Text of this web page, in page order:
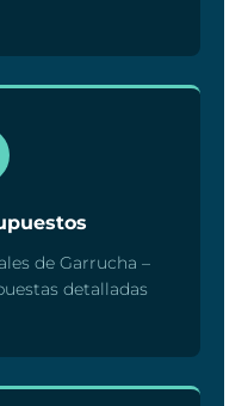
de Garrucha –
detalladas